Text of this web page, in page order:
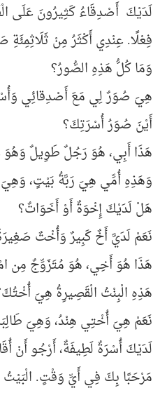
لَدَيْكَ أَصْدِقَاءُ كَثِيرُونَ عَلَى
فِعْلًا. عِنْدِي أَكْثَرُ مِنْ
وَمَا كُلُّ هَذِهِ الصُّورُ؟
هِيَ صُوَرٌ لِي مَعَ أَصْدِقائِي
أَيْنَ صُوَرُ أُسْرَتِكَ؟
هَذَا أَبِي، هُوَ رَجُلٌ طَوِيلٌ
وَهَذِهِ أُمِّي هِيَ رَبَّةُ بَيْتٍ، وَهِيَ
هَلْ لَدَيْكَ إِخْوَةٌ أَوْ أَخَوَاتٌ؟
نَعَمْ لَدَيَّ أَخٌ كَبِيرٌ وَأُخْتٌ
هَذَا هُوَ أَخِي، هُوَ مُتَزَوِّجٌ مِن
هَذِهِ الْبِنْتُ الْقَصِيرِةُ هِيَ
نَعَمْ هِيَ أُخْتِي هِنْدُ، وَهِيَ
لَدَيْكَ أُسْرَةٌ لَطِيفَةٌ، أَرْجُو أَنْ
مَرْحَبًا بِكَ فِي أَيِّ وَقْتٍ. الْبَيْتُ